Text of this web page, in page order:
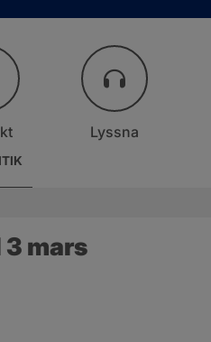
Lyssna
mars